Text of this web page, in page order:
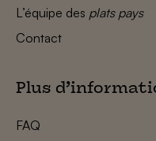
L’équipe des plats pays
Contact
Plus
FAQ